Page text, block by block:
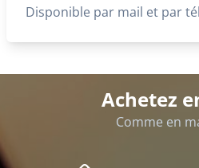
Disponible par mail et par
Achetez
Comme en